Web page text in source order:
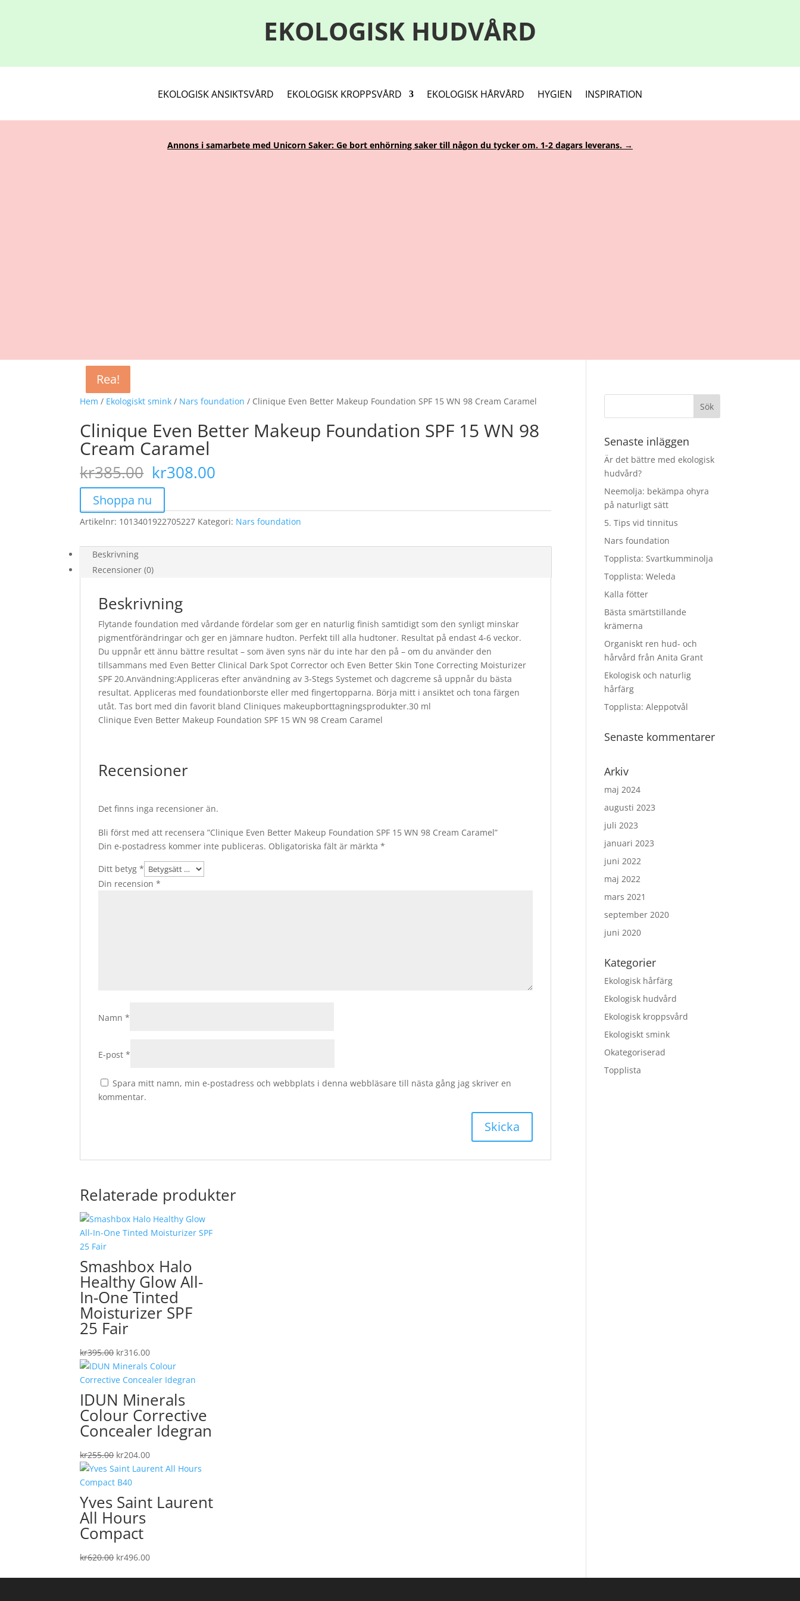
EKOLOGISK HUDVÅRD
EKOLOGISK ANSIKTSVÅRD EKOLOGISK KROPPSVÅRD EKOLOGISK HÅRVÅRD HYGIEN INSPIRATION
Annons i samarbete med Unicorn Saker: Ge bort enhörning saker till någon du tycker om. 1-2 dagars leverans. →
Hem / Ekologiskt smink / Nars foundation / Clinique Even Better Makeup Foundation SPF 15 WN 98 Cream Caramel
Rea!
Clinique Even Better Makeup Foundation SPF 15 WN 98
Cream Caramel
kr385.00 Det
ursprungliga
var:
kr385.00.
kr308.00
är:
kr308.00.
Shoppa nu
Artikelnr: 1013401922705227 Kategori: Nars foundation
Beskrivning
Recensioner (0)
Beskrivning
Flytande foundation med vårdande fördelar som ger en naturlig finish samtidigt som den synligt minskar
pigmentförändringar och ger en jämnare hudton. Perfekt till alla hudtoner. Resultat på endast 4-6 veckor.
Du uppnår ett ännu bättre resultat – som även syns när du inte har den på – om du använder den
tillsammans med Even Better Clinical Dark Spot Corrector och Even Better Skin Tone Correcting Moisturizer
SPF 20.Användning:Appliceras efter användning av 3-Stegs Systemet och dagcreme så uppnår du bästa
resultat. Appliceras med foundationborste eller med fingertopparna. Börja mitt i ansiktet och tona färgen
utåt. Tas bort med din favorit bland Cliniques makeupborttagningsprodukter.30 ml
Clinique Even Better Makeup Foundation SPF 15 WN 98 Cream Caramel
Recensioner
Det finns inga recensioner än.
Bli först med att recensera ”Clinique Even Better Makeup Foundation SPF 15 WN 98 Cream Caramel”
Din e-postadress kommer inte publiceras. Obligatoriska fält är märkta*
Ditt betyg*
Din recension*
Namn*
E-post*
Spara mitt namn, min e-postadress och webbplats i denna webbläsare till nästa gång jag skriver en
kommentar.
Relaterade produkter
Rea!
Smashbox Halo
Healthy Glow All-
In-One Tinted
Moisturizer SPF
25 Fair
kr395.00 Det
ursprungliga
priset
var:
kr395.00.
kr316.00Det
nuvarande
priset
kr316.00.
Rea!
IDUN Minerals
Colour Corrective
Concealer Idegran
kr255.00 Det
ursprungliga
priset
var:
kr255.00.
kr204.00Det
nuvarande
är:
kr204.00.
Rea!
Yves Saint Laurent
All Hours
Compact
kr620.00 Det
kr496.00Det
Senaste inläggen
Är det bättre med ekologisk
hudvård?
Neemolja: bekämpa ohyra
på naturligt sätt
5. Tips vid tinnitus
Nars foundation
Topplista: Svartkumminolja
Topplista: Weleda
Kalla fötter
Bästa smärtstillande
krämerna
Organiskt ren hud- och
hårvård från Anita Grant
Ekologisk och naturlig
hårfärg
Topplista: Aleppotvål
Senaste kommentarer
Arkiv
maj 2024
augusti 2023
juli 2023
januari 2023
juni 2022
maj 2022
mars 2021
september 2020
juni 2020
Kategorier
Ekologisk hårfärg
Ekologisk hudvård
Ekologisk kroppsvård
Ekologiskt smink
Okategoriserad
Topplista